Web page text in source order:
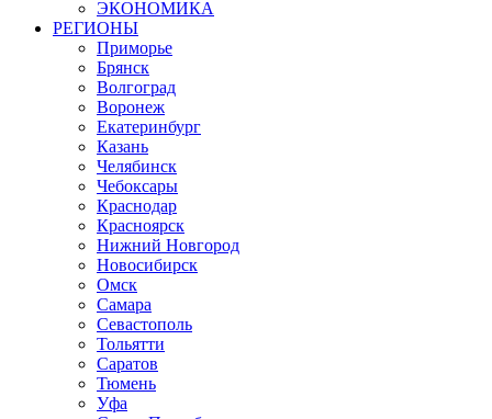
ЭКОНОМИКА
РЕГИОНЫ
Приморье
Брянск
Волгоград
Воронеж
Екатеринбург
Казань
Челябинск
Чебоксары
Краснодар
Красноярск
Нижний Новгород
Новосибирск
Омск
Самара
Севастополь
Тольятти
Саратов
Тюмень
Уфа